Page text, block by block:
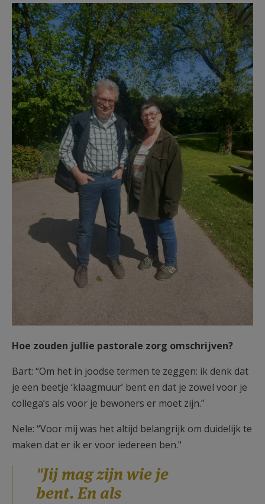
Bart Soens en Nele Valcke -
Passendale.jpg
Hoe zouden jullie pastorale zorg omschrijven?
Bart: “Om het in joodse termen te zeggen: ik denk dat
je een beetje ‘klaagmuur’ bent en dat je zowel voor je
collega’s als voor je bewoners er moet zijn.”
Nele: “Voor mij was het altijd belangrijk om duidelijk te
maken dat er ik er voor iedereen ben."
"Jij mag zijn wie je
bent. En als